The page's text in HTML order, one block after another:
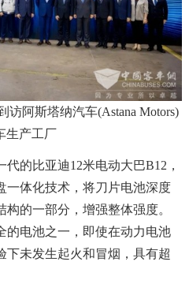
访阿斯塔纳汽车(Astana Motors)
生产工厂
的比亚迪12米电动大巴B12，
一体化技术，将刀片电池深度
的一部分，增强整体强度。
的电池之一，即使在动力电池
未发生起火和冒烟，具有超